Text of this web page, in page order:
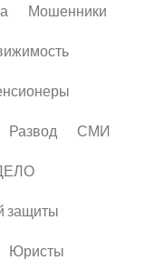
Мошенники
Развод СМИ
защиты
Юристы